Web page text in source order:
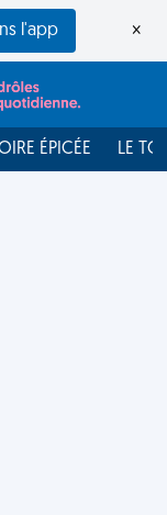
l'app ×
ÉPICÉE LE